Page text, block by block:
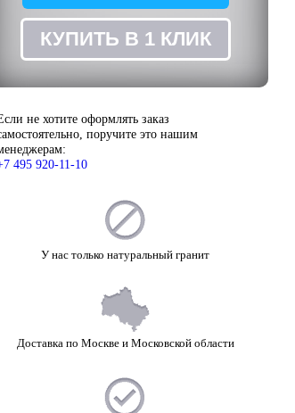
ЗАКАЗ
КУПИТЬ В 1 КЛИК
не хотите оформлять заказ
поручите это нашим
495 920-11-10
У нас только натуральный гранит
Доставка по Москве и Московской области